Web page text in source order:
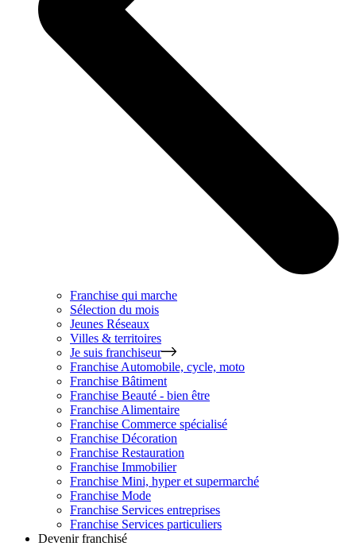
Franchise qui marche
Sélection du mois
Jeunes Réseaux
Villes & territoires
Je suis franchiseur
Franchise Automobile, cycle, moto
Franchise Bâtiment
Franchise Beauté - bien être
Franchise Alimentaire
Franchise Commerce spécialisé
Franchise Décoration
Franchise Restauration
Franchise Immobilier
Franchise Mini, hyper et supermarché
Franchise Mode
Franchise Services entreprises
Franchise Services particuliers
Devenir franchisé